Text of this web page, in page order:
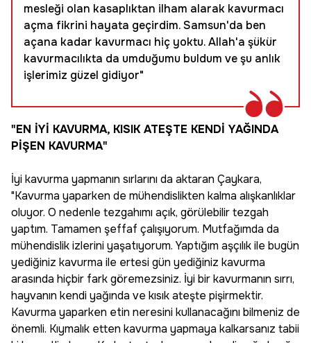
mesleği olan kasaplıktan ilham alarak kavurmacı
açma fikrini hayata geçirdim. Samsun'da ben
açana kadar kavurmacı hiç yoktu. Allah'a şükür
kavurmacılıkta da umduğumu buldum ve şu anlık
işlerimiz güzel gidiyor"
"EN İYİ KAVURMA, KISIK ATEŞTE KENDİ YAĞINDA
PİŞEN KAVURMA"
İyi kavurma yapmanın sırlarını da aktaran Çaykara,
"Kavurma yaparken de mühendislikten kalma alışkanlıklar
oluyor. O nedenle tezgahımı açık, görülebilir tezgah
yaptım. Tamamen şeffaf çalışıyorum. Mutfağımda da
mühendislik izlerini yaşatıyorum. Yaptığım aşçılık ile bugün
yediğiniz kavurma ile ertesi gün yediğiniz kavurma
arasında hiçbir fark göremezsiniz. İyi bir kavurmanın sırrı,
hayvanın kendi yağında ve kısık ateşte pişirmektir.
Kavurma yaparken etin neresini kullanacağını bilmeniz de
önemli. Kıymalık etten kavurma yapmaya kalkarsanız tabii